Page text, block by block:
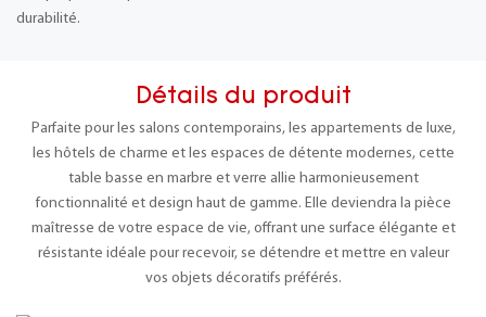
durabilité.
Détails du produit
Parfaite pour les salons contemporains, les appartements de luxe,
les hôtels de charme et les espaces de détente modernes, cette
table basse en marbre et verre allie harmonieusement
fonctionnalité et design haut de gamme. Elle deviendra la pièce
maîtresse de votre espace de vie, offrant une surface élégante et
résistante idéale pour recevoir, se détendre et mettre en valeur
vos objets décoratifs préférés.